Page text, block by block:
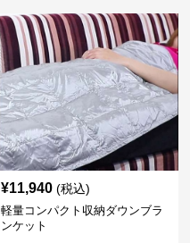
¥11,940 (税込)
軽量コンパクト収納ダウンブラ
ンケット